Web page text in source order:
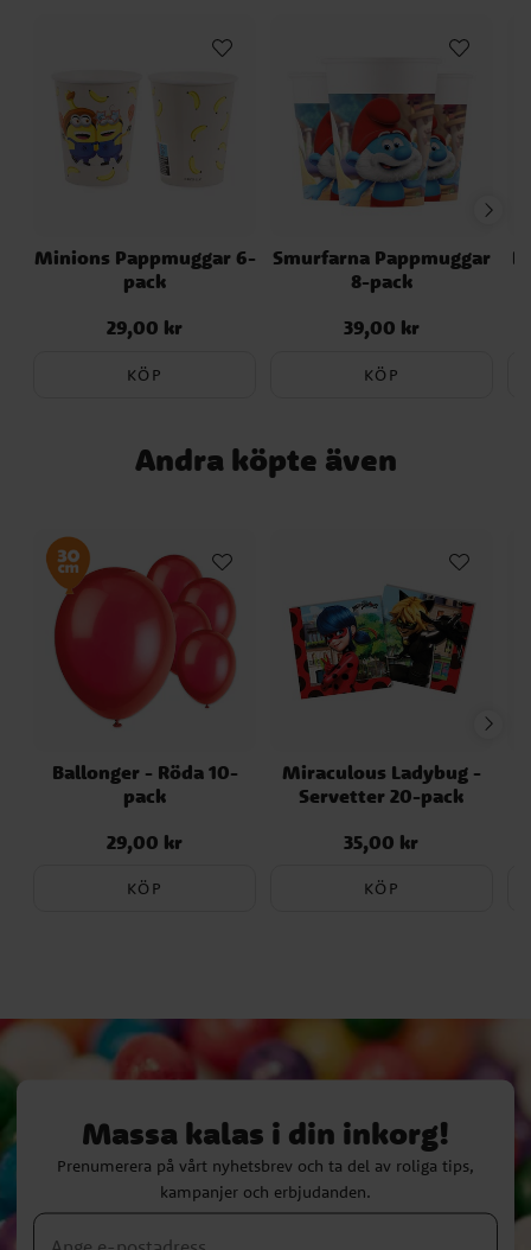
bomullsblandning ✓ Passar till safarikalas
Minions Pappmuggar 6-
pack
Pris:29,00 kr
29,00 kr
KÖP
Smurfarna Pappmuggar
8-pack
Pris:39,00 kr
39,00 kr
KÖP
Andra köpte även
Ballonger - Röda 10-
pack
Pris:29,00 kr
29,00 kr
KÖP
Miraculous Ladybug -
Servetter 20-pack
Pris:35,00 kr
35,00 kr
KÖP
Massa kalas i din inkorg!
Prenumerera på vårt nyhetsbrev och ta del av roliga tips,
kampanjer och erbjudanden.